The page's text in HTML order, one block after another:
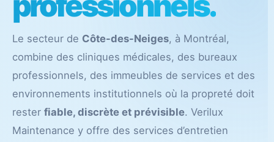
Le secteur de Côte-des-Neiges, à Montréal,
combine des cliniques médicales, des bureaux
professionnels, des immeubles de services et des
environnements institutionnels où la propreté doit
rester fiable, discrète et prévisible. Verilux
Maintenance y offre des services d’entretien